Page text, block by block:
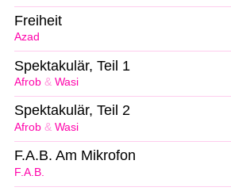
Azad
Freiheit
Afrob & Wasi
Spektakulär, Teil 1
Afrob & Wasi
Spektakulär, Teil 2
F.A.B.
F.A.B. Am Mikrofon